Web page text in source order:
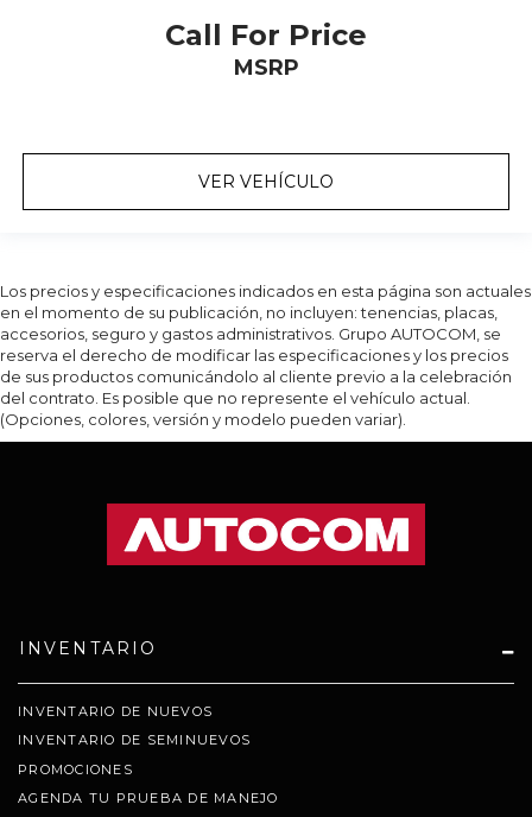
Call For Price
MSRP
VER VEHÍCULO
Los precios y especificaciones indicados en esta página son actuales
en el momento de su publicación, no incluyen: tenencias, placas,
accesorios, seguro y gastos administrativos. Grupo AUTOCOM, se
reserva el derecho de modificar las especificaciones y los precios
de sus productos comunicándolo al cliente previo a la celebración
del contrato. Es posible que no represente el vehículo actual.
(Opciones, colores, versión y modelo pueden variar).
INVENTARIO
INVENTARIO DE NUEVOS
INVENTARIO DE SEMINUEVOS
PROMOCIONES
AGENDA TU PRUEBA DE MANEJO